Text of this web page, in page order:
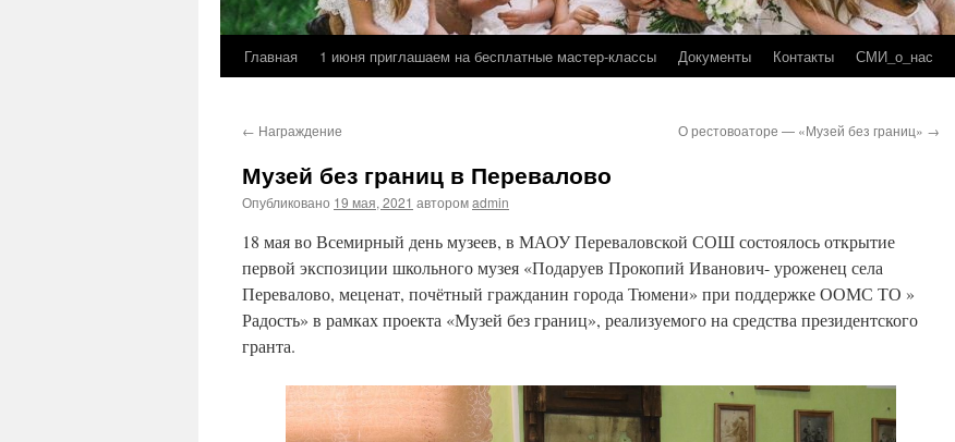
Главная 1 июня приглашаем на бесплатные мастер-классы Документы Контакты СМИ_о_нас
← Награждение О рестовоаторе — «Музей без границ» →
Музей без границ в Перевалово
Опубликовано 19 мая, 2021 авторомadmin
18 мая во Всемирный день музеев, в МАОУ Переваловской СОШ состоялось открытие
первой экспозиции школьного музея «Подаруев Прокопий Иванович- уроженец села
Перевалово, меценат, почётный гражданин города Тюмени» при поддержке ООМС ТО »
Радость» в рамках проекта «Музей без границ», реализуемого на средства президентского
гранта.